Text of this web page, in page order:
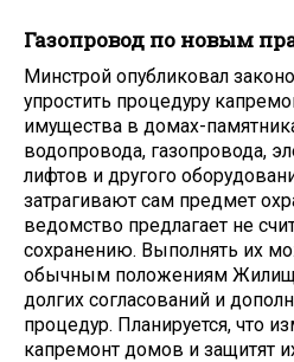
Газопровод по новым
Минстрой опубликовал
упростить процедуру
имущества в домах-
водопровода, газопровода,
лифтов и другого
затрагивают сам предмет
ведомство предлагает не
сохранению. Выполнять их
обычным положениям
долгих согласований и
процедур. Планируется, что
капремонт домов и защитят